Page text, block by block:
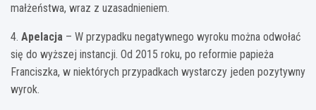
małżeństwa, wraz z uzasadnieniem.
4. Apelacja – W przypadku negatywnego wyroku można odwołać
się do wyższej instancji. Od 2015 roku, po reformie papieża
Franciszka, w niektórych przypadkach wystarczy jeden pozytywny
wyrok.